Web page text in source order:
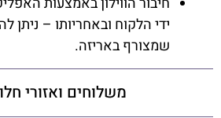
ידי הלקוח ובאחריותו – ניתן
שמצורף באריזה.
משלוחים ואזורי